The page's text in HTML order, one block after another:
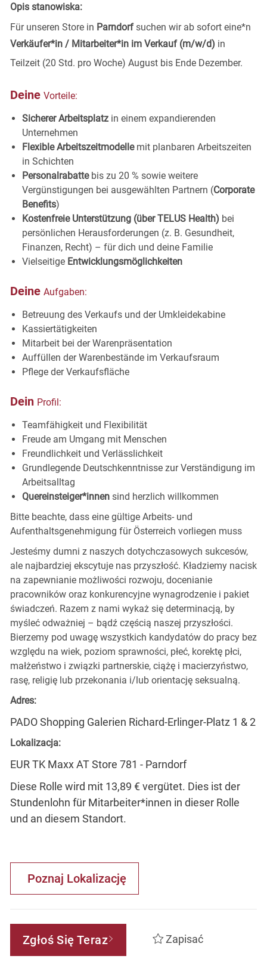
Opis stanowiska:
Für unseren Store in Parndorfsuchen wir ab sofort eine*n
Verkäufer*in / Mitarbeiter*in im Verkauf (m/w/d) in
Teilzeit (20 Std. pro Woche) August bis Ende Dezember.
Deine Vorteile:
Sicherer Arbeitsplatz in einem expandierenden
Unternehmen
Flexible Arbeitszeitmodelle mit planbaren Arbeitszeiten
in Schichten
Personalrabatte bis zu 20 % sowie weitere
Vergünstigungen bei ausgewählten Partnern (Corporate
Benefits)
Kostenfreie Unterstützung (über TELUS Health) bei
persönlichen Herausforderungen (z. B. Gesundheit,
Finanzen, Recht) – für dich und deine Familie
Vielseitige Entwicklungsmöglichkeiten
Deine Aufgaben:
Betreuung des Verkaufs und der Umkleidekabine
Kassiertätigkeiten
Mitarbeit bei derWarenpräsentation
Auffüllen der Warenbestände im Verkaufsraum
Pflege derVerkaufsfläche
Dein Profil:
Teamfähigkeit und Flexibilität
Freude am Umgang mit Menschen
Freundlichkeit und Verlässlichkeit
Grundlegende Deutschkenntnisse zur Verständigung im
Arbeitsalltag
Quereinsteiger*innensind herzlich willkommen
Bitte beachte, dass eine gültige Arbeits- und
Aufenthaltsgenehmigung für Österreich vorliegen muss
Jesteśmy dumni z naszych dotychczasowych sukcesów,
ale najbardziej ekscytuje nas przyszłość. Kładziemy nacisk
na zapewnianie możliwości rozwoju, docenianie
pracowników oraz konkurencyjne wynagrodzenie i pakiet
świadczeń. Razem z nami wykaż się determinacją, by
myśleć odważniej – bądź częścią naszej przyszłości.
Bierzemy pod uwagę wszystkich kandydatów do pracy bez
względu na wiek, poziom sprawności, płeć, korektę płci,
małżeństwo i związki partnerskie, ciążę i macierzyństwo,
rasę, religię lub przekonania i/lub orientację seksualną.
Adres:
PADO Shopping Galerien Richard-Erlinger-Platz 1 & 2
Lokalizacja:
EUR TK Maxx AT Store 781 - Parndorf
Diese Rolle wird mit 13,89 € vergütet. Dies ist der
Stundenlohn für Mitarbeiter*innen in dieser Rolle
und an diesem Standort.
Poznaj Lokalizację
Zgłoś Się Teraz Zapisać